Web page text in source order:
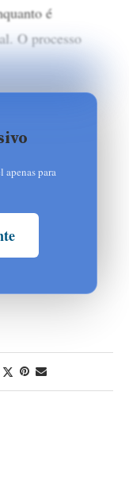
é
O processo
para